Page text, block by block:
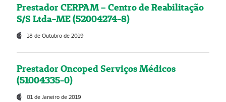
Prestador CERPAM – Centro de Reabilitação
S/S Ltda-ME (52004274-8)
18 de Outubro de 2019
Prestador Oncoped Serviços Médicos
(51004335-0)
01 de Janeiro de 2019